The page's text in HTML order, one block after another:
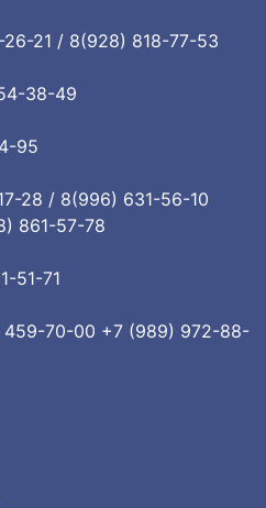
21 / 8(928) 818-77-53
38-49
95
28 / 8(996) 631-56-10
861-57-78
51-71
459-70-00 +7 (989) 972-88-